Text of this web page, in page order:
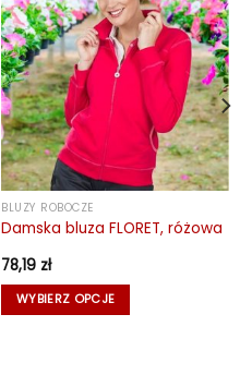
BLUZY ROBOCZE
Damska bluza FLORET, różowa
78,19 zł
WYBIERZ OPCJE